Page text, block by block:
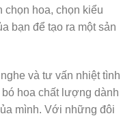
chọn hoa, chọn kiểu
bạn để tạo ra một sản
và tư vấn nhiệt tình
hoa chất lượng dành
mình. Với những đôi